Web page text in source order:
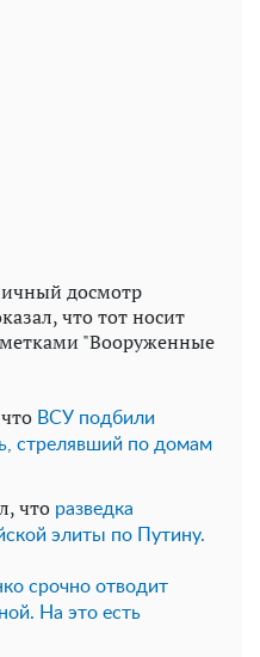
досмотр
что тот носит
"Вооруженные
ВСУ подбили
стрелявший по домам
что разведка
элиты по Путину.
срочно отводит
На это есть